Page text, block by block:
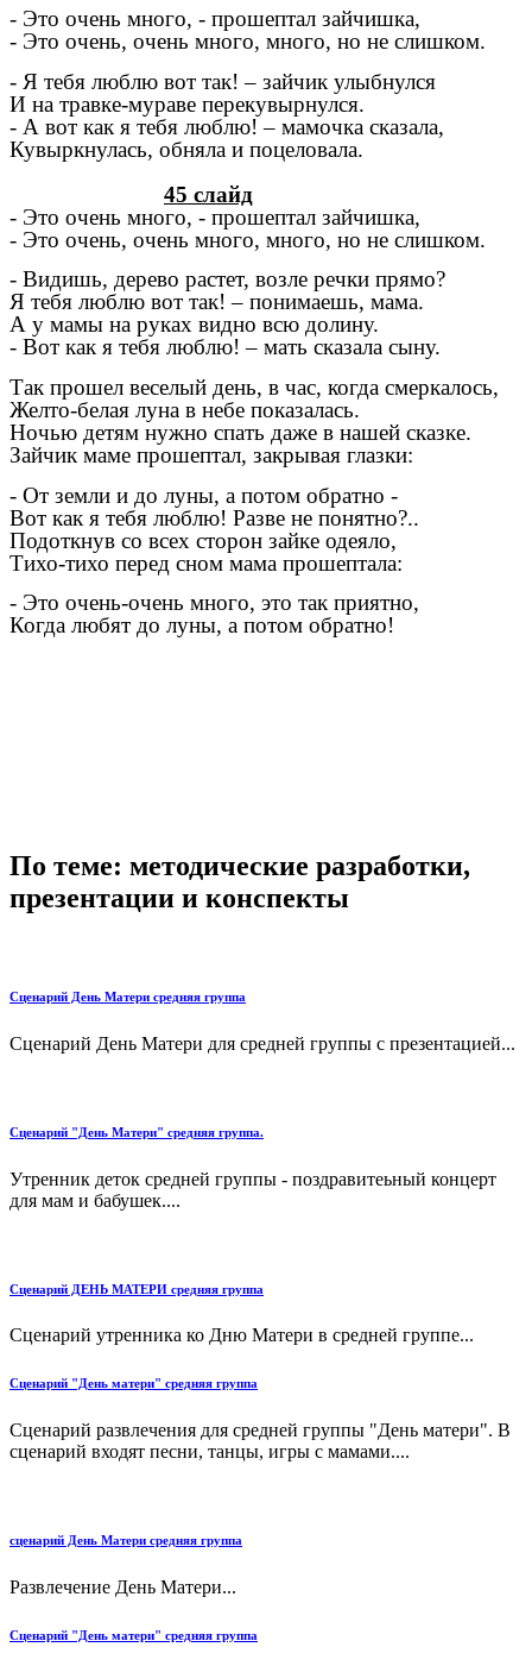
- Это очень много, - прошептал зайчишка,
- Это очень, очень много, много, но не слишком.
- Я тебя люблю вот так! – зайчик улыбнулся
И на травке-мураве перекувырнулся.
- А вот как я тебя люблю! – мамочка сказала,
Кувыркнулась, обняла и поцеловала.
45 слайд
- Это очень много, - прошептал зайчишка,
- Это очень, очень много, много, но не слишком.
- Видишь, дерево растет, возле речки прямо?
Я тебя люблю вот так! – понимаешь, мама.
А у мамы на руках видно всю долину.
- Вот как я тебя люблю! – мать сказала сыну.
Так прошел веселый день, в час, когда смеркалось,
Желто-белая луна в небе показалась.
Ночью детям нужно спать даже в нашей сказке.
Зайчик маме прошептал, закрывая глазки:
- От земли и до луны, а потом обратно -
Вот как я тебя люблю! Разве не понятно?..
Подоткнув со всех сторон зайке одеяло,
Тихо-тихо перед сном мама прошептала:
- Это очень-очень много, это так приятно,
Когда любят до луны, а потом обратно!
По теме: методические разработки,
презентации и конспекты
Сценарий День Матери средняя группа
Сценарий День Матери для средней группы с презентацией...
Сценарий "День Матери" средняя группа.
Утренник деток средней группы - поздравитеьный концерт
для мам и бабушек....
Сценарий ДЕНЬ МАТЕРИ средняя группа
Сценарий утренника ко Дню Матери в средней группе...
Сценарий "День матери" средняя группа
Сценарий развлечения для средней группы "День матери". В
сценарий входят песни, танцы, игры с мамами....
сценарий День Матери средняя группа
Развлечение День Матери...
Сценарий "День матери" средняя группа